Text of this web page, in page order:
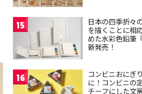
15
日本の四季折々
を描くことに相
めた水彩色鉛筆
新発売！
16
コンビニおにぎ
に！コンビニの
チーフにした文